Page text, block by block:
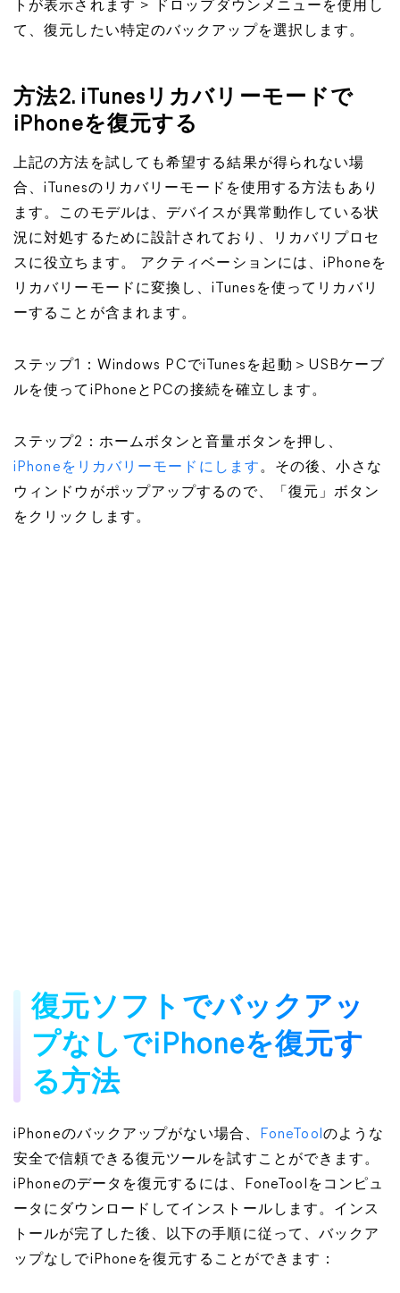
トが表示されます > ドロップダウンメニューを使用し
て、復元したい特定のバックアップを選択します。
方法2. iTunesリカバリーモードで
iPhoneを復元する
上記の方法を試しても希望する結果が得られない場
合、iTunesのリカバリーモードを使用する方法もあり
ます。このモデルは、デバイスが異常動作している状
況に対処するために設計されており、リカバリプロセ
スに役立ちます。 アクティベーションには、iPhoneを
リカバリーモードに変換し、iTunesを使ってリカバリ
ーすることが含まれます。
ステップ1：Windows PCでiTunesを起動＞USBケーブ
ルを使ってiPhoneとPCの接続を確立します。
ステップ2：ホームボタンと音量ボタンを押し、
iPhoneをリカバリーモードにします。その後、小さな
ウィンドウがポップアップするので、「復元」ボタン
をクリックします。
復元ソフトでバックアッ
プなしでiPhoneを復元す
る方法
iPhoneのバックアップがない場合、 FoneTool のような
安全で信頼できる復元ツールを試すことができます。
iPhoneのデータを復元するには、FoneToolをコンピュ
ータにダウンロードしてインストールします。インス
トールが完了した後、以下の手順に従って、バックア
ップなしでiPhoneを復元することができます：